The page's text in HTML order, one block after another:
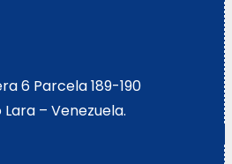
6 Parcela 189-190
– Venezuela.